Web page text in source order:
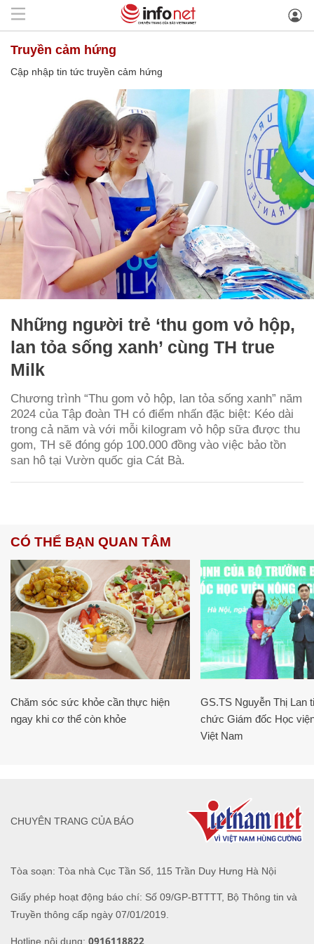
truyền cảm hứng
Cập nhập tin tức truyền cảm hứng
Những người trẻ ‘thu gom vỏ hộp,
lan tỏa sống xanh’ cùng TH true
Milk
Chương trình “Thu gom vỏ hộp, lan tỏa sống xanh” năm
2024 của Tập đoàn TH có điểm nhấn đặc biệt: Kéo dài
trong cả năm và với mỗi kilogram vỏ hộp sữa được thu
gom, TH sẽ đóng góp 100.000 đồng vào việc bảo tồn
san hô tại Vườn quốc gia Cát Bà.
CÓ THỂ BẠN QUAN TÂM
Chăm sóc sức khỏe cần thực hiện
ngay khi cơ thể còn khỏe
GS.TS Nguyễn Thị Lan
chức Giám đốc Học
Việt Nam
Tòa soạn: Tòa nhà Cục Tần Số, 115 Trần Duy Hưng Hà Nội
Giấy phép hoạt động báo chí: Số 09/GP-BTTTT, Bộ Thông tin và
Truyền thông cấp ngày 07/01/2019.
Hotline nội dung: 0916118822
CHUYÊN TRANG CỦA BÁO